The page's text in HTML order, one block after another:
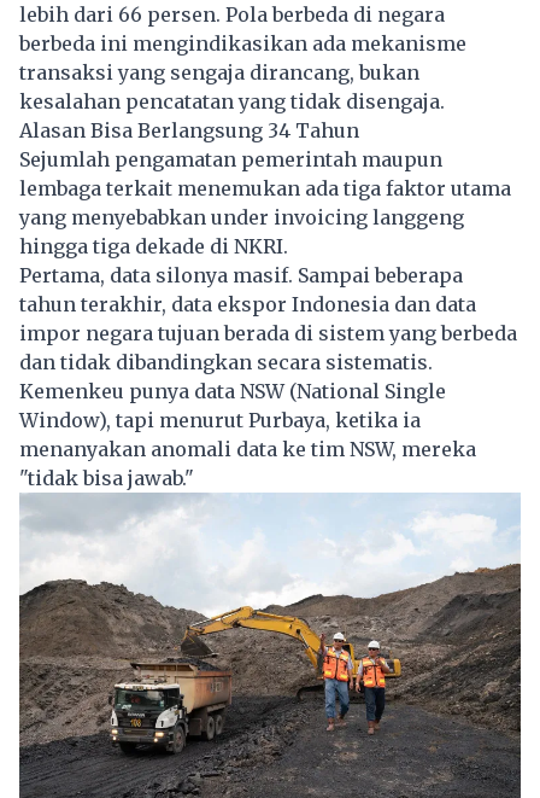
lebih dari 66 persen. Pola berbeda di negara
berbeda ini mengindikasikan ada mekanisme
transaksi yang sengaja dirancang, bukan
kesalahan pencatatan yang tidak disengaja.
Alasan Bisa Berlangsung 34 Tahun
Sejumlah pengamatan pemerintah maupun
lembaga terkait menemukan ada tiga faktor utama
yang menyebabkan under invoicing langgeng
hingga tiga dekade di NKRI.
Pertama, data silonya masif. Sampai beberapa
tahun terakhir, data ekspor Indonesia dan data
impor negara tujuan berada di sistem yang berbeda
dan tidak dibandingkan secara sistematis.
Kemenkeu punya data NSW (National Single
Window), tapi menurut Purbaya, ketika ia
menanyakan anomali data ke tim NSW, mereka
"tidak bisa jawab."